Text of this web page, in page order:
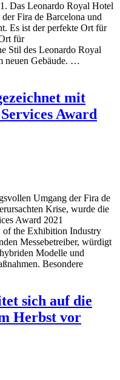
Das Leonardo Royal Hotel
Fira de Barcelona und
Es ist der perfekte Ort für
für
Stil des Leonardo Royal
neuen Gebäude. …
mit
Award
Umgang der Fira de
Krise, wurde die
Award 2021
of the Exhibition Industry
Messebetreiber, würdigt
Modelle und
Besondere
sich auf die
Herbst vor